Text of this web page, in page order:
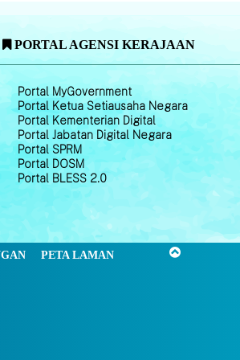
PORTAL AGENSI KERAJAAN
Portal MyGovernment
Portal Ketua Setiausaha Negara
Portal Kementerian Digital
Portal Jabatan Digital Negara
Portal SPRM
Portal DOSM
Portal BLESS 2.0
PETA LAMAN